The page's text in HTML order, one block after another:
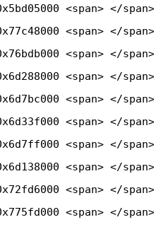
<span> </
<span> </
<span> </
<span> </
<span> </
<span> </
<span> </
<span> </
<span> </
<span> </